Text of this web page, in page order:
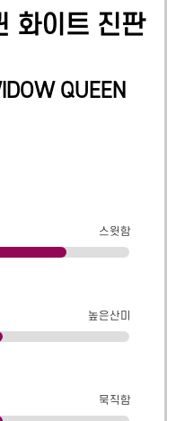
화이트 진판
QUEEN
스윗함
높은산미
묵직함